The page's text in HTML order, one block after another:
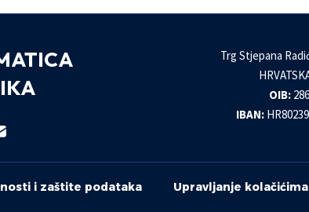
Trg Stjepana
OIB:
IBAN:
i zaštite podataka Upravljanje kolačićima